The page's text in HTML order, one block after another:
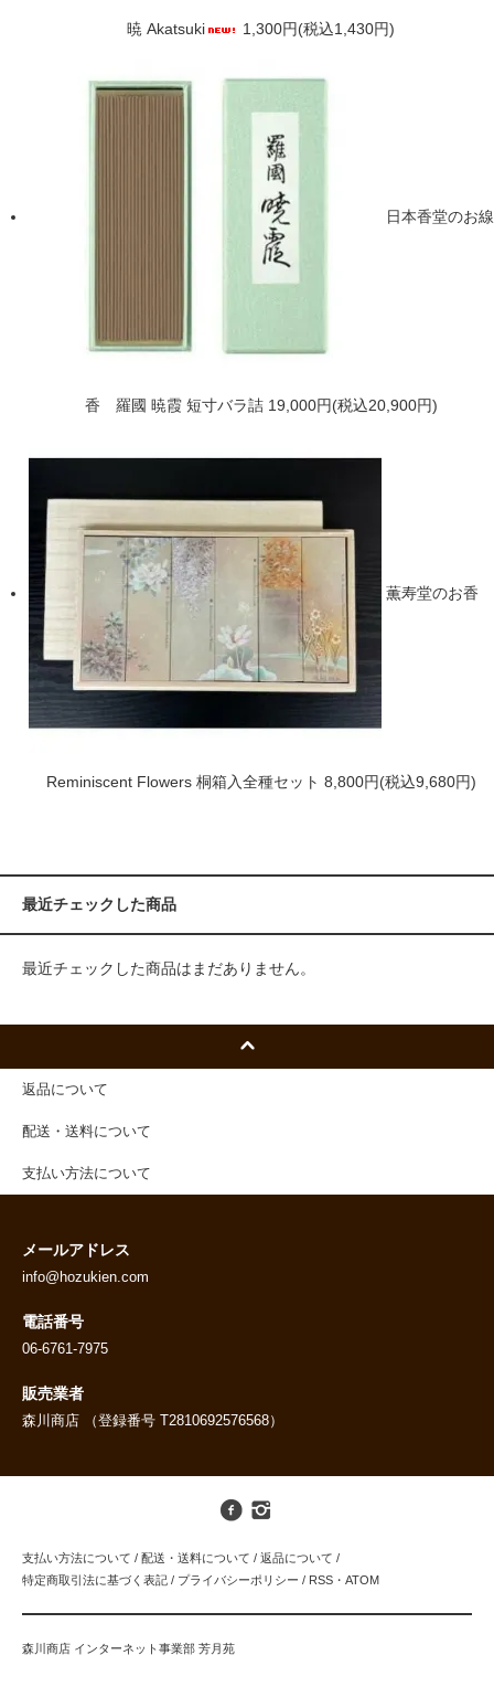
暁 Akatsuki 1,300円(税込1,430円)
日本香堂のお線
香 羅國 暁霞 短寸バラ詰 19,000円(税込20,900円)
薫寿堂のお香
Reminiscent Flowers 桐箱入全種セット 8,800円(税込9,680円)
最近チェックした商品
最近チェックした商品はまだありません。
返品について
配送・送料について
支払い方法について
メールアドレス
info@hozukien.com
電話番号
06-6761-7975
販売業者
森川商店 （登録番号 T2810692576568）
支払い方法について / 配送・送料について / 返品について /
特定商取引法に基づく表記 / プライバシーポリシー / RSS ・ ATOM
森川商店 インターネット事業部 芳月苑